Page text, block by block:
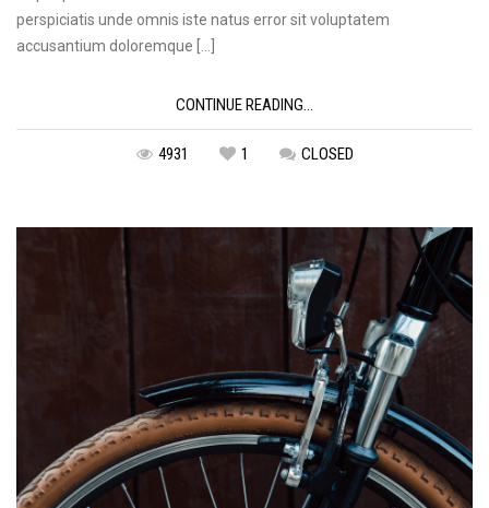
perspiciatis unde omnis iste natus error sit voluptatem
accusantium doloremque […]
CONTINUE READING...
4931 1 CLOSED